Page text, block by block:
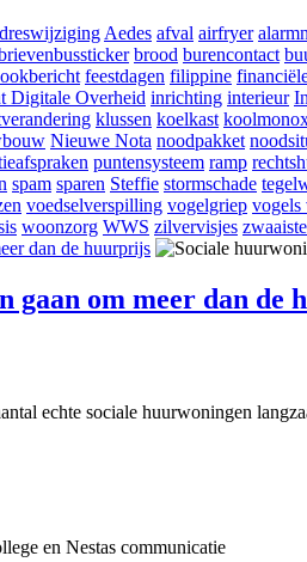
Aedes afval airfryer
brood burencontact
feestdagen filippine
Digitale Overheid inrichting interieur
klussen koelkast
Nieuwe Nota noodpakket
puntensysteem ramp
spam sparen Steffie stormschade
voedselverspilling vogelgriep vogels
woonzorg WWS zilvervisjes
dan de huurprijs
gaan om meer dan de
echte sociale huurwoningen